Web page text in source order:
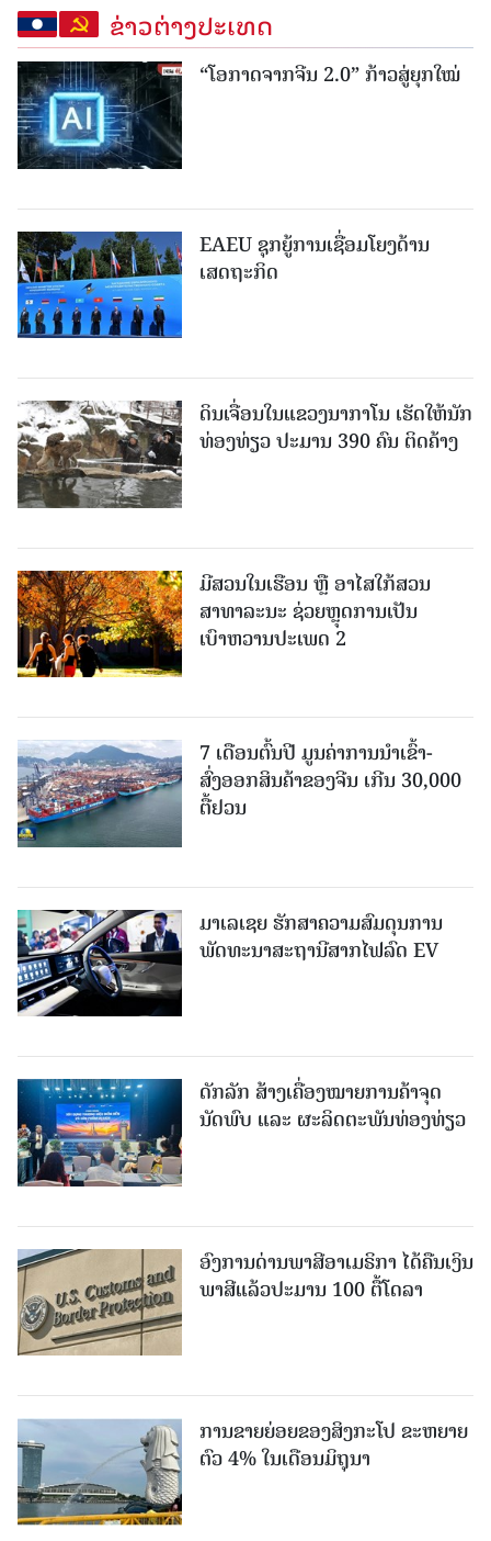
ຂ່າວຕ່າງປະເທດ
“ໂອກາດຈາກຈີນ 2.0” ກ້າວສູ່ຍຸກໃໝ່
EAEU ຊຸກຍູ້ການເຊື່ອມໂຍງດ້ານ
ເສດຖະກິດ
ດິນເຈື່ອນໃນແຂວງນາກາໂນ ເຮັດໃຫ້ນັກ
ທ່ອງທ່ຽວ ປະມານ 390 ຄົນ ຕິດຄ້າງ
ມີສວນໃນເຮືອນ ຫຼື ອາໄສໃກ້ສວນ
ສາທາລະນະ ຊ່ວຍຫຼຸດການເປັນ
ເບົາຫວານປະເພດ 2
7 ເດືອນຕົ້ນປີ ມູນຄ່າການນຳເຂົ້າ-
ສົ່ງອອກສິນຄ້າຂອງຈີນ ເກີນ 30,000
ຕື້ຢວນ
ມາເລເຊຍ ຮັກສາຄວາມສົມດຸນການ
ພັດທະນາສະຖານີສາກໄຟລົດ EV
ດັກລັກ ສ້າງເຄື່ອງໝາຍການຄ້າຈຸດ
ນັດພົບ ແລະ ຜະລິດຕະພັນທ່ອງທ່ຽວ
ອົງການດ່ານພາສີອາເມຣິກາ ໄດ້ຄືນເງິນ
ພາສີແລ້ວປະມານ 100 ຕື້ໂດລາ
ການຂາຍຍ່ອຍຂອງສິງກະໂປ ຂະຫຍາຍ
ຕົວ 4% ໃນເດືອນມິຖຸນາ